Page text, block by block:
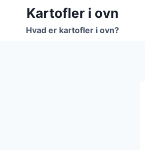
Fortsæt
indhold
Kartofler i ovn
Hvad er kartofler i ovn?